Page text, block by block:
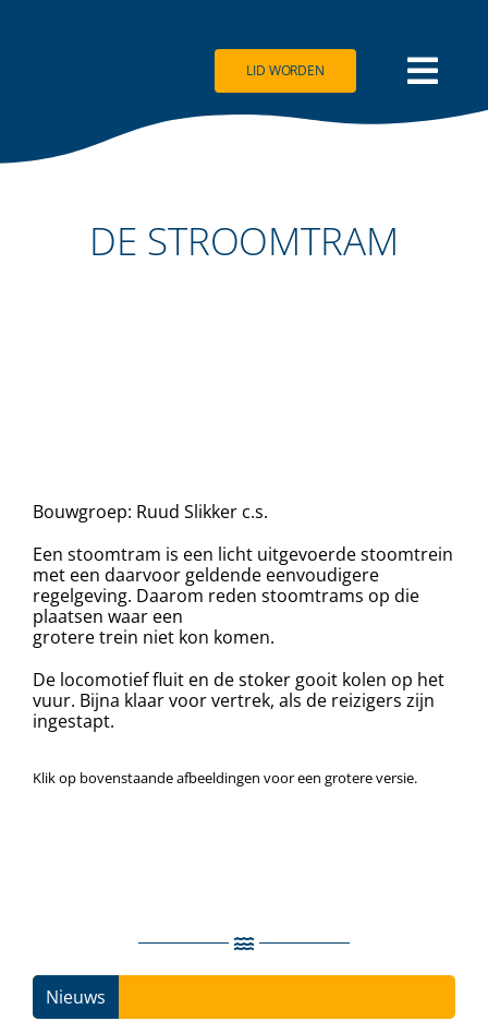
LID WORDEN
DE STROOMTRAM
Bouwgroep: Ruud Slikker c.s.
Een stoomtram is een licht uitgevoerde stoomtrein
met een daarvoor geldende eenvoudigere
regelgeving. Daarom reden stoomtrams op die
plaatsen waar een
grotere trein niet kon komen.
De locomotief fluit en de stoker gooit kolen op het
vuur. Bijna klaar voor vertrek, als de reizigers zijn
ingestapt.
Klik op bovenstaande afbeeldingen voor een grotere versie.
Nieuws